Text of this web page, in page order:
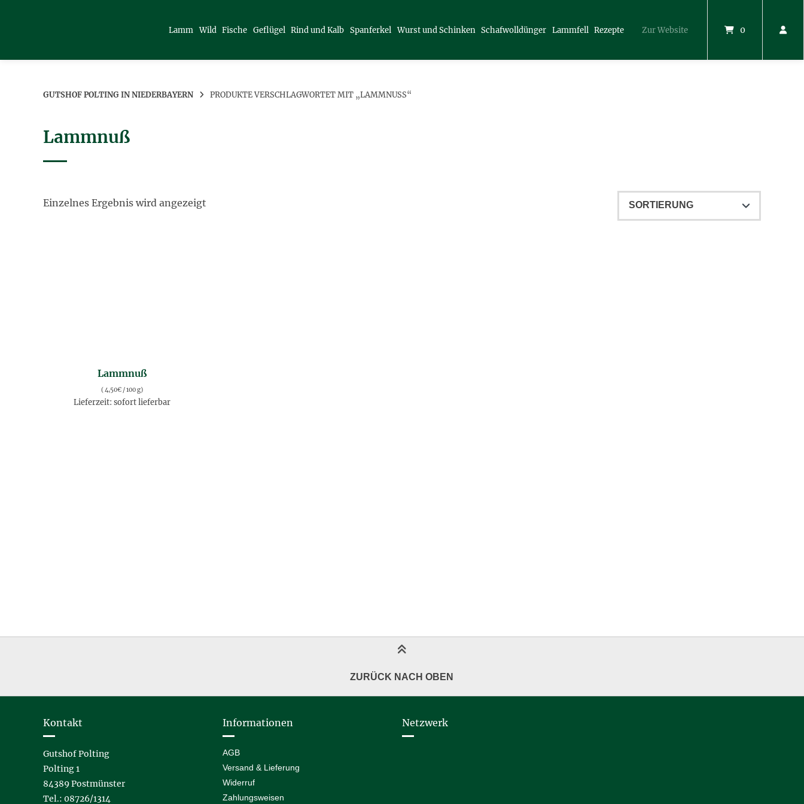
Lamm Wild Fische Geflügel Rind und Kalb Spanferkel Wurst und Schinken Schafwolldünger Lammfell Rezepte Zur Website 0
GUTSHOF POLTING IN NIEDERBAYERN PRODUKTE VERSCHLAGWORTET MIT „LAMMNUSS“
Lammnuß
Einzelnes Ergebnis wird angezeigt
Lammnuß
(4,50€ / 100 g)
Lieferzeit: sofort lieferbar
ZURÜCK NACH OBEN
Kontakt
Gutshof Polting
Polting 1
84389 Postmünster
Tel.: 08726/1314
Informationen
AGB
Versand & Lieferung
Widerruf
Zahlungsweisen
Netzwerk